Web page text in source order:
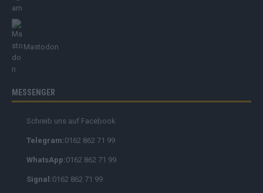
Mastodon
MESSENGER
Schreib uns auf Facebook
Telegram:0162 862 71 99
WhatsApp:0162 862 71 99
Signal:0162 862 71 99